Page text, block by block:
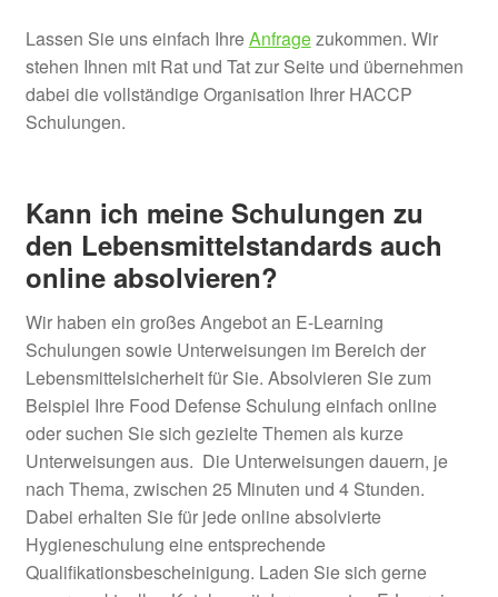
PDF
Lassen Sie uns einfach IhreAnfragezukommen. Wir
stehen Ihnen mit Rat und Tat zur Seite und übernehmen
dabei die vollständige Organisation Ihrer HACCP
Schulungen.
Kann ich meine Schulungen zu
den Lebensmittelstandards auch
online absolvieren?
Wir haben ein großes Angebot an E-Learning
Schulungen sowie Unterweisungen im Bereich der
Lebensmittelsicherheit für Sie. Absolvieren Sie zum
Beispiel Ihre Food Defense Schulung einfach online
oder suchen Sie sich gezielte Themen als kurze
Unterweisungen aus. Die Unterweisungen dauern, je
nach Thema, zwischen 25 Minuten und 4 Stunden.
Dabei erhalten Sie für jede online absolvierte
Hygieneschulung eine entsprechende
Qualifikationsbescheinigung. Laden Sie sich gerne